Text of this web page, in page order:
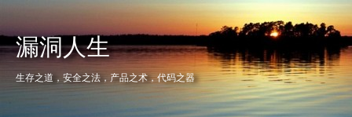
漏洞人生
生存之道，安全之法，产品之术，代码之器